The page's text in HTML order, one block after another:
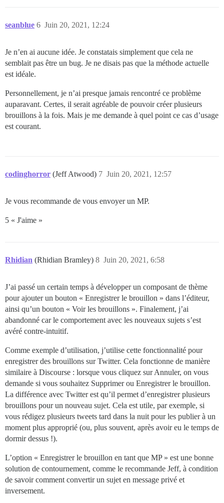
seanblue Juin 20, 2021, 12:24
6
Je n’en ai aucune idée. Je constatais simplement que cela ne
semblait pas être un bug. Je ne disais pas que la méthode actuelle
est idéale.
Personnellement, je n’ai presque jamais rencontré ce problème
auparavant. Certes, il serait agréable de pouvoir créer plusieurs
brouillons à la fois. Mais je me demande à quel point ce cas d’usage
est courant.
codinghorror (Jeff Atwood) Juin 20, 2021, 12:57
7
Je vous recommande de vous envoyer un MP.
5 « J'aime »
Rhidian (Rhidian Bramley) Juin 20, 2021, 6:58
8
J’ai passé un certain temps à développer un composant de thème
pour ajouter un bouton « Enregistrer le brouillon » dans l’éditeur,
ainsi qu’un bouton « Voir les brouillons ». Finalement, j’ai
abandonné car le comportement avec les nouveaux sujets s’est
avéré contre-intuitif.
Comme exemple d’utilisation, j’utilise cette fonctionnalité pour
enregistrer des brouillons sur Twitter. Cela fonctionne de manière
similaire à Discourse : lorsque vous cliquez sur Annuler, on vous
demande si vous souhaitez Supprimer ou Enregistrer le brouillon.
La différence avec Twitter est qu’il permet d’enregistrer plusieurs
brouillons pour un nouveau sujet. Cela est utile, par exemple, si
vous rédigez plusieurs tweets tard dans la nuit pour les publier à un
moment plus approprié (ou, plus souvent, après avoir eu le temps de
dormir dessus !).
L’option « Enregistrer le brouillon en tant que MP » est une bonne
solution de contournement, comme le recommande Jeff, à condition
de savoir comment convertir un sujet en message privé et
inversement.